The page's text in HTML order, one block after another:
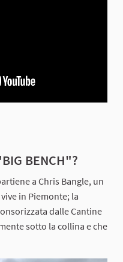
BENCH"?
a Chris Bangle, un
in Piemonte; la
dalle Cantine
sotto la collina e che